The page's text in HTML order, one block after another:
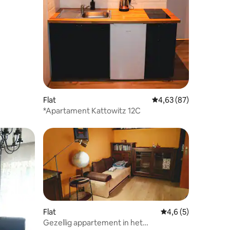
Flat Gemiddelde
4,63 (87)
*Apartament Kattowitz 12C
Flat Gemiddelde
4,6 (5)
Gezellig appartement in het